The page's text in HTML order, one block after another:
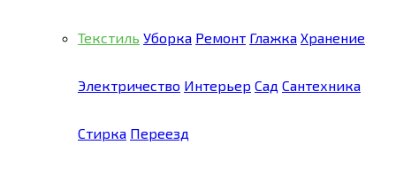
Текстиль Уборка Ремонт Глажка Хранение
Электричество Интерьер Сад Сантехника
Стирка Переезд